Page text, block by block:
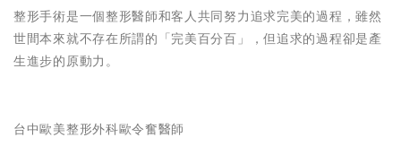
整形手術是一個整形醫師和客人共同努力追求完美的過程，雖然
世間本來就不存在所謂的「完美百分百」，但追求的過程卻是產
生進步的原動力。
台中歐美整形外科歐令奮醫師